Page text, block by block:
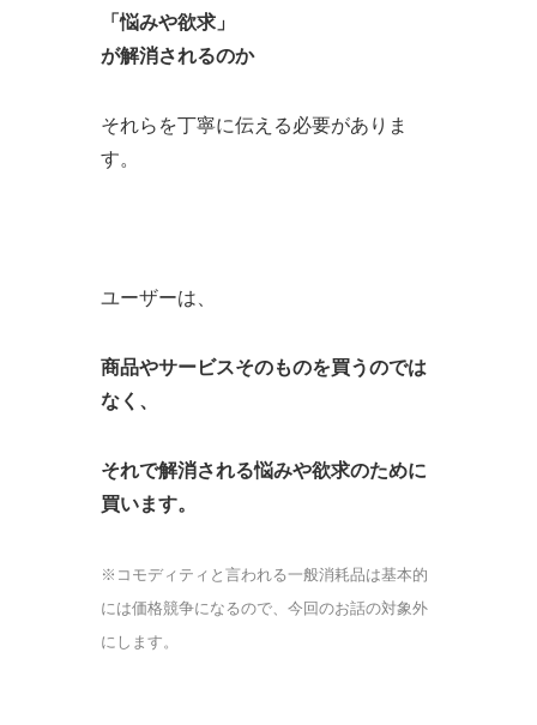
「悩みや欲求」
が解消されるのか
それらを丁寧に伝える必要がありま
す。
ユーザーは、
商品やサービスそのものを買うのでは
なく、
それで解消される悩みや欲求のために
買います。
※コモディティと言われる一般消耗品は基本的
には価格競争になるので、今回のお話の対象外
にします。